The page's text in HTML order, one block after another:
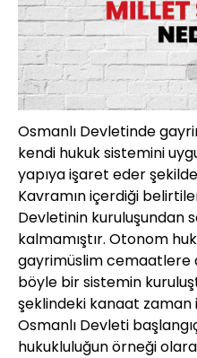
Osmanlı Devletinde
kendi hukuk sistemini
yapıya işaret eder
Kavramın içerdiği
Devletinin kuruluşundan
kalmamıştır. Otonom
gayrimüslim cemaatlere
böyle bir sistemin
şeklindeki kanaat zaman
Osmanlı Devleti
hukukluluğun örneği